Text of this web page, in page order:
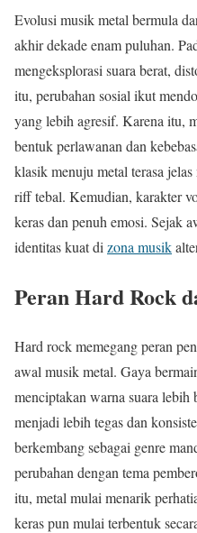
Evolusi musik metal bermula
akhir dekade enam puluhan.
mengeksplorasi suara berat,
itu, perubahan sosial ikut
yang lebih agresif. Karena itu,
bentuk perlawanan dan
klasik menuju metal terasa
riff tebal. Kemudian, karakter
keras dan penuh emosi. Sejak
identitas kuat di zona musik
Peran Hard Rock
Hard rock memegang peran
awal musik metal. Gaya
menciptakan warna suara
menjadi lebih tegas dan
berkembang sebagai genre
perubahan dengan tema
itu, metal mulai menarik
keras pun mulai terbentuk